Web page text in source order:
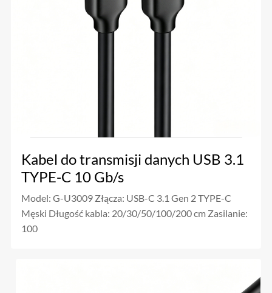
Kabel do transmisji danych USB 3.1
TYPE-C 10 Gb/s
Model: G-U3009 Złącza: USB-C 3.1 Gen 2 TYPE-C
Męski Długość kabla: 20/30/50/100/200 cm Zasilanie:
100